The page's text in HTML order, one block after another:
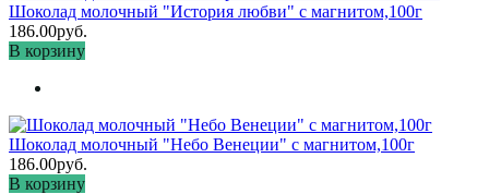
Шоколад молочный "История любви" с магнитом,100г
186.00руб.
В корзину
Шоколад молочный "Небо Венеции" с магнитом,100г
186.00руб.
В корзину